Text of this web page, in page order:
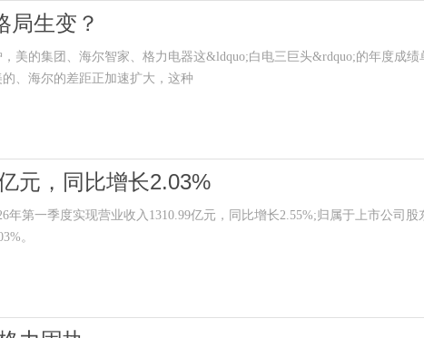
局生变？
的集团、海尔智家、格力电器这&ldquo;白电三巨头&rdquo;的年度成绩
、海尔的差距正加速扩大，这种
元，同比增长2.03%
第一季度实现营业收入1310.99亿元，同比增长2.55%;归属于上市公司股
。